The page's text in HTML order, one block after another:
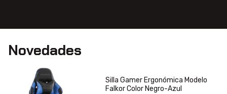
Novedades
Silla Gamer Ergonómica Modelo
Falkor Color Negro-Azul